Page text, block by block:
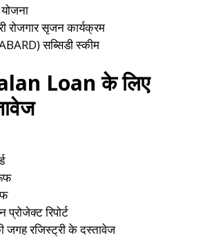
रोजगार सृजन कार्यक्रम
सब्सिडी स्कीम
Loan के लिए
प्रोजेक्ट रिपोर्ट
जगह रजिस्ट्री के दस्तावेज